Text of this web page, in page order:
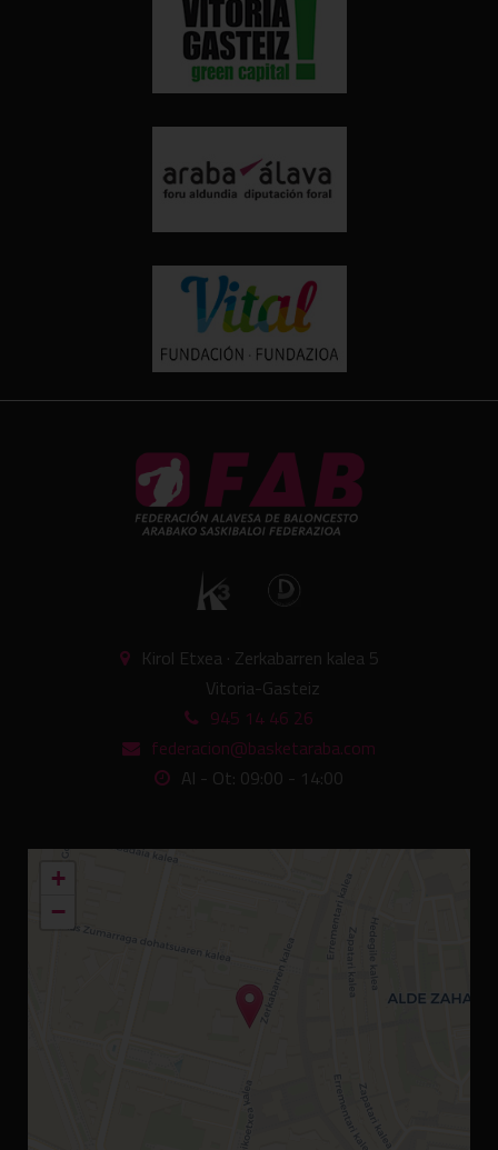
Kirol Etxea · Zerkabarren kalea 5
Vitoria-Gasteiz
945 14 46 26
federacion@basketaraba.com
Al - Ot: 09:00 - 14:00
+
−